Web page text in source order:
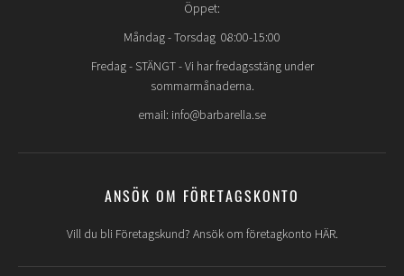
Öppet:
Måndag - Torsdag 08:00-15:00
Fredag - STÄNGT- Vi har fredagsstäng under
sommarmånaderna.
email: info@barbarella.se
ANSÖK OM FÖRETAGSKONTO
Vill du bli Företagskund? Ansök om företagkonto HÄR.